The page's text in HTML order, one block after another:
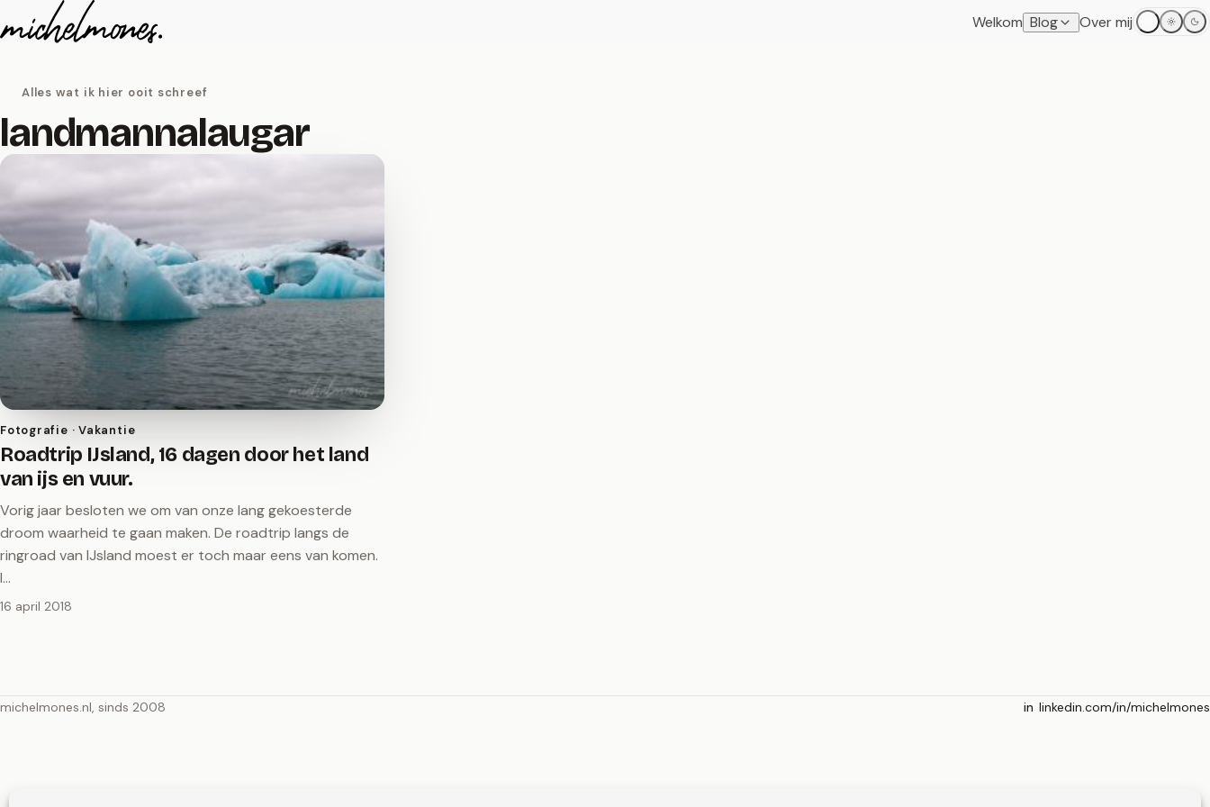
Naar de inhoud Welkom Blog Over mij
Alles wat ik hier ooit schreef
landmannalaugar
Fotografie · Vakantie
Roadtrip IJsland, 16 dagen door het land
van ijs en vuur.
Vorig jaar besloten we om van onze lang gekoesterde
droom waarheid te gaan maken. De roadtrip langs de
ringroad van IJsland moest er toch maar eens van komen.
I…
16 april 2018
michelmones.nl, sinds 2008 in linkedin.com/in/michelmones